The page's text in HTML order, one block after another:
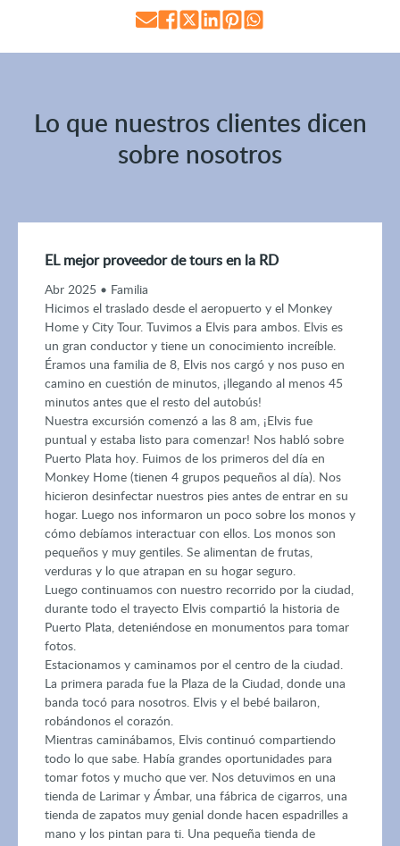
Lo que nuestros clientes dicen
sobre nosotros
EL mejor proveedor de tours en la RD
Abr 2025 • Familia
Hicimos el traslado desde el aeropuerto y el Monkey
Home y City Tour. Tuvimos a Elvis para ambos. Elvis es
un gran conductor y tiene un conocimiento increíble.
Éramos una familia de 8, Elvis nos cargó y nos puso en
camino en cuestión de minutos, ¡llegando al menos 45
minutos antes que el resto del autobús!
Nuestra excursión comenzó a las 8 am, ¡Elvis fue
puntual y estaba listo para comenzar! Nos habló sobre
Puerto Plata hoy. Fuimos de los primeros del día en
Monkey Home (tienen 4 grupos pequeños al día). Nos
hicieron desinfectar nuestros pies antes de entrar en su
hogar. Luego nos informaron un poco sobre los monos y
cómo debíamos interactuar con ellos. Los monos son
pequeños y muy gentiles. Se alimentan de frutas,
verduras y lo que atrapan en su hogar seguro.
Luego continuamos con nuestro recorrido por la ciudad,
durante todo el trayecto Elvis compartió la historia de
Puerto Plata, deteniéndose en monumentos para tomar
fotos.
Estacionamos y caminamos por el centro de la ciudad.
La primera parada fue la Plaza de la Ciudad, donde una
banda tocó para nosotros. Elvis y el bebé bailaron,
robándonos el corazón.
Mientras caminábamos, Elvis continuó compartiendo
todo lo que sabe. Había grandes oportunidades para
tomar fotos y mucho que ver. Nos detuvimos en una
tienda de Larimar y Ámbar, una fábrica de cigarros, una
tienda de zapatos muy genial donde hacen espadrilles a
mano y los pintan para ti. Una pequeña tienda de